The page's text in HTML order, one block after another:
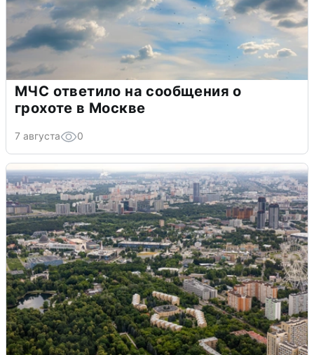
МЧС ответило на сообщения о
грохоте в Москве
7 августа 0